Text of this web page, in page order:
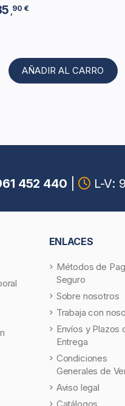
,90 €
AÑADIR AL CARRO
452 440
L-V:
ENLACES
Métodos de
Seguro
Sobre nosotros
Trabaja con
Envíos y Plazos
Entrega
Condiciones
Generales de
Aviso legal